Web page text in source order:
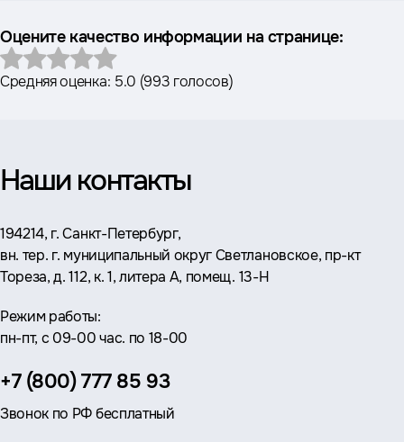
Оцените качество информации на странице:
Средняя оценка: 5.0 (993 голосов)
Наши контакты
Адрес:
194214, г. Санкт-Петербург,
вн. тер. г. муниципальный округ Светлановское, пр-кт
Тореза, д. 112, к. 1, литера А, помещ. 13-Н
Режим работы:
пн-пт, с 09-00 час. по 18-00
Телефон:
+7 (800) 777 85 93
Звонок по РФ бесплатный